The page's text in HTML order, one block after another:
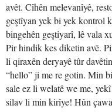
avêt. Cîhên melevanîyê,
geştîyan yek bi yek kontrol
bingehên geştiyarî, lê vala
Pir hindik kes diketin avê.
li qiraxên deryayê tûr
“hello” ji me re gotin. Min
sale ez li welatê we me,
silav li min kirîye! Hûn